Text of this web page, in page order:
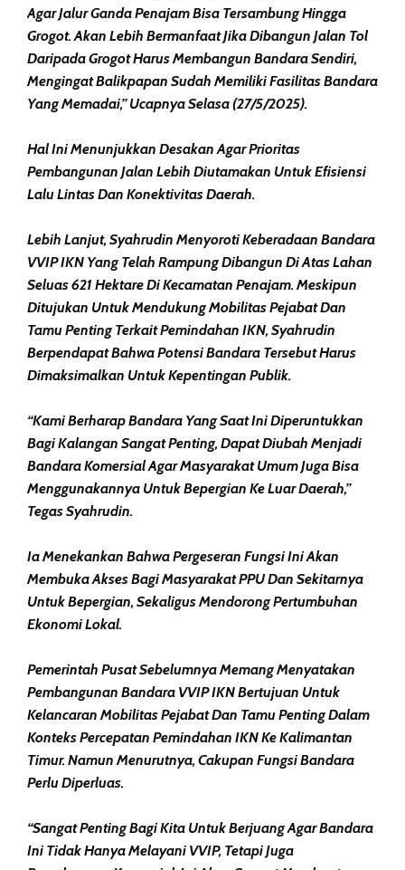
Agar Jalur Ganda Penajam Bisa Tersambung Hingga
Grogot. Akan Lebih Bermanfaat Jika Dibangun Jalan Tol
Daripada Grogot Harus Membangun Bandara Sendiri,
Mengingat Balikpapan Sudah Memiliki Fasilitas Bandara
Yang Memadai,” Ucapnya Selasa (27/5/2025).
Hal Ini Menunjukkan Desakan Agar Prioritas
Pembangunan Jalan Lebih Diutamakan Untuk Efisiensi
Lalu Lintas Dan Konektivitas Daerah.
Lebih Lanjut, Syahrudin Menyoroti Keberadaan Bandara
VVIP IKN Yang Telah Rampung Dibangun Di Atas Lahan
Seluas 621 Hektare Di Kecamatan Penajam. Meskipun
Ditujukan Untuk Mendukung Mobilitas Pejabat Dan
Tamu Penting Terkait Pemindahan IKN, Syahrudin
Berpendapat Bahwa Potensi Bandara Tersebut Harus
Dimaksimalkan Untuk Kepentingan Publik.
“Kami Berharap Bandara Yang Saat Ini Diperuntukkan
Bagi Kalangan Sangat Penting, Dapat Diubah Menjadi
Bandara Komersial Agar Masyarakat Umum Juga Bisa
Menggunakannya Untuk Bepergian Ke Luar Daerah,”
Tegas Syahrudin.
Ia Menekankan Bahwa Pergeseran Fungsi Ini Akan
Membuka Akses Bagi Masyarakat PPU Dan Sekitarnya
Untuk Bepergian, Sekaligus Mendorong Pertumbuhan
Ekonomi Lokal.
Pemerintah Pusat Sebelumnya Memang Menyatakan
Pembangunan Bandara VVIP IKN Bertujuan Untuk
Kelancaran Mobilitas Pejabat Dan Tamu Penting Dalam
Konteks Percepatan Pemindahan IKN Ke Kalimantan
Timur. Namun Menurutnya, Cakupan Fungsi Bandara
Perlu Diperluas.
“Sangat Penting Bagi Kita Untuk Berjuang Agar Bandara
Ini Tidak Hanya Melayani VVIP, Tetapi Juga